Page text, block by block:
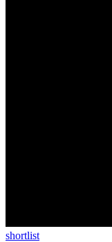
shortlist